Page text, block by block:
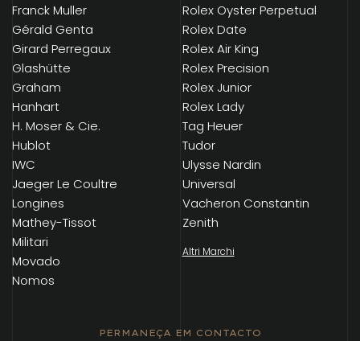
Franck Muller
Gérald Genta
Girard Perregaux
Glashütte
Graham
Hanhart
H. Moser & Cie.
Hublot
IWC
Jaeger Le Coultre
Longines
Mathey-Tissot
Militari
Movado
Nomos
Rolex Oyster Perpetual
Rolex Date
Rolex Air King
Rolex Precision
Rolex Junior
Rolex Lady
Tag Heuer
Tudor
Ulysse Nardin
Universal
Vacheron Constantin
Zenith
Altri Marchi
PERMANEÇA EM CONTACTO